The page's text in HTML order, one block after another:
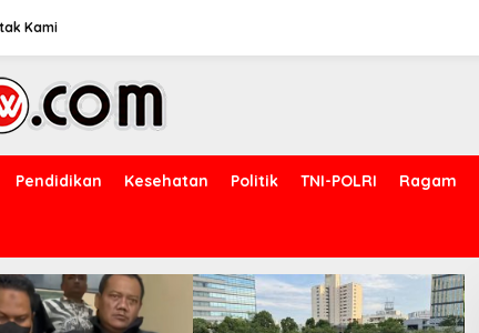
Kami
Pendidikan Kesehatan Politik TNI-POLRI Ragam